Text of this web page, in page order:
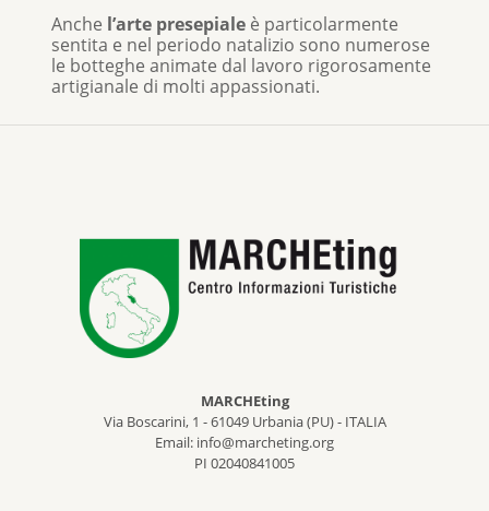
Anche l’arte presepialeè particolarmente
sentita e nel periodo natalizio sono numerose
le botteghe animate dal lavoro rigorosamente
artigianale di molti appassionati.
MARCHEting
Via Boscarini, 1 - 61049 Urbania (PU) - ITALIA
Email: info@marcheting.org
PI 02040841005